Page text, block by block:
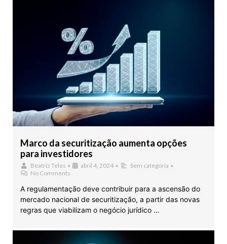
Marco da securitização aumenta opções
para investidores
Beatriz Teles • abril 4, 2024 • Sem categoria •
No Comments
A regulamentação deve contribuir para a ascensão do
mercado nacional de securitização, a partir das novas
regras que viabilizam o negócio jurídico …